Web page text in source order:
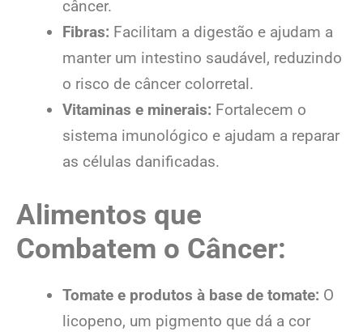
câncer.
Fibras: Facilitam a digestão e ajudam a
manter um intestino saudável, reduzindo
o risco de câncer colorretal.
Vitaminas e minerais: Fortalecem o
sistema imunológico e ajudam a reparar
as células danificadas.
Alimentos que
Combatem o Câncer:
Tomate e produtos à base de tomate: O
licopeno, um pigmento que dá a cor